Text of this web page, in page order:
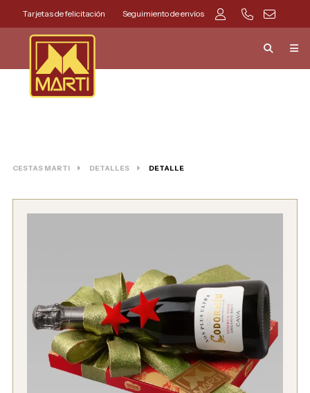
Tarjetas de felicitación Seguimiento de envíos
CESTAS MARTI DETALLES DETALLE